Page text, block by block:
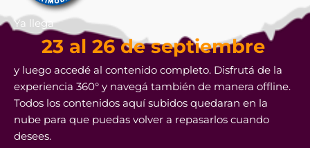
Ya llega
23 al 26 de septiembre
y luego accedé al contenido completo. Disfrutá de la
experiencia 360° y navegá también de manera offline.
Todos los contenidos aquí subidos quedaran en la
nube para que puedas volver a repasarlos cuando
desees.